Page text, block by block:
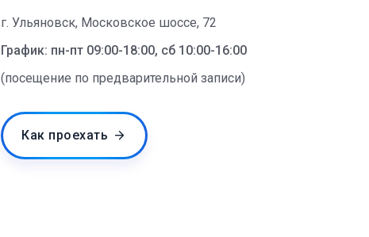
г. Ульяновск, Московское шоссе, 72
График: пн-пт 09:00-18:00, сб 10:00-16:00
(посещение по предварительной записи)
Как проехать